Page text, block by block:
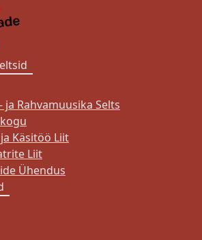
ja Rahvamuusika Selts
Käsitöö Liit
Liit
Ühendus